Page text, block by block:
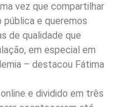
vez que compartilhar
pública e queremos
de qualidade que
em especial em
– destacou Fátima
e dividido em três